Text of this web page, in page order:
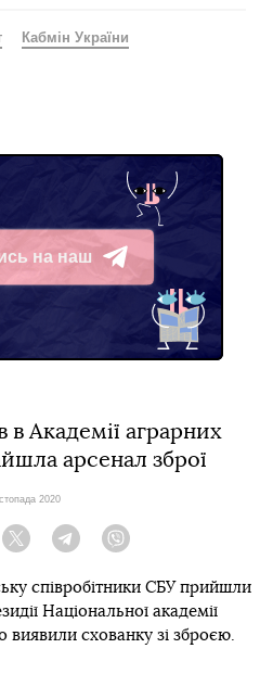
Кабмін України
на наш
в Академії аграрних
арсенал зброї
2020
Twitter TelegramViber
співробітники СБУ прийшли
Національної академії
виявили схованку зі зброєю.